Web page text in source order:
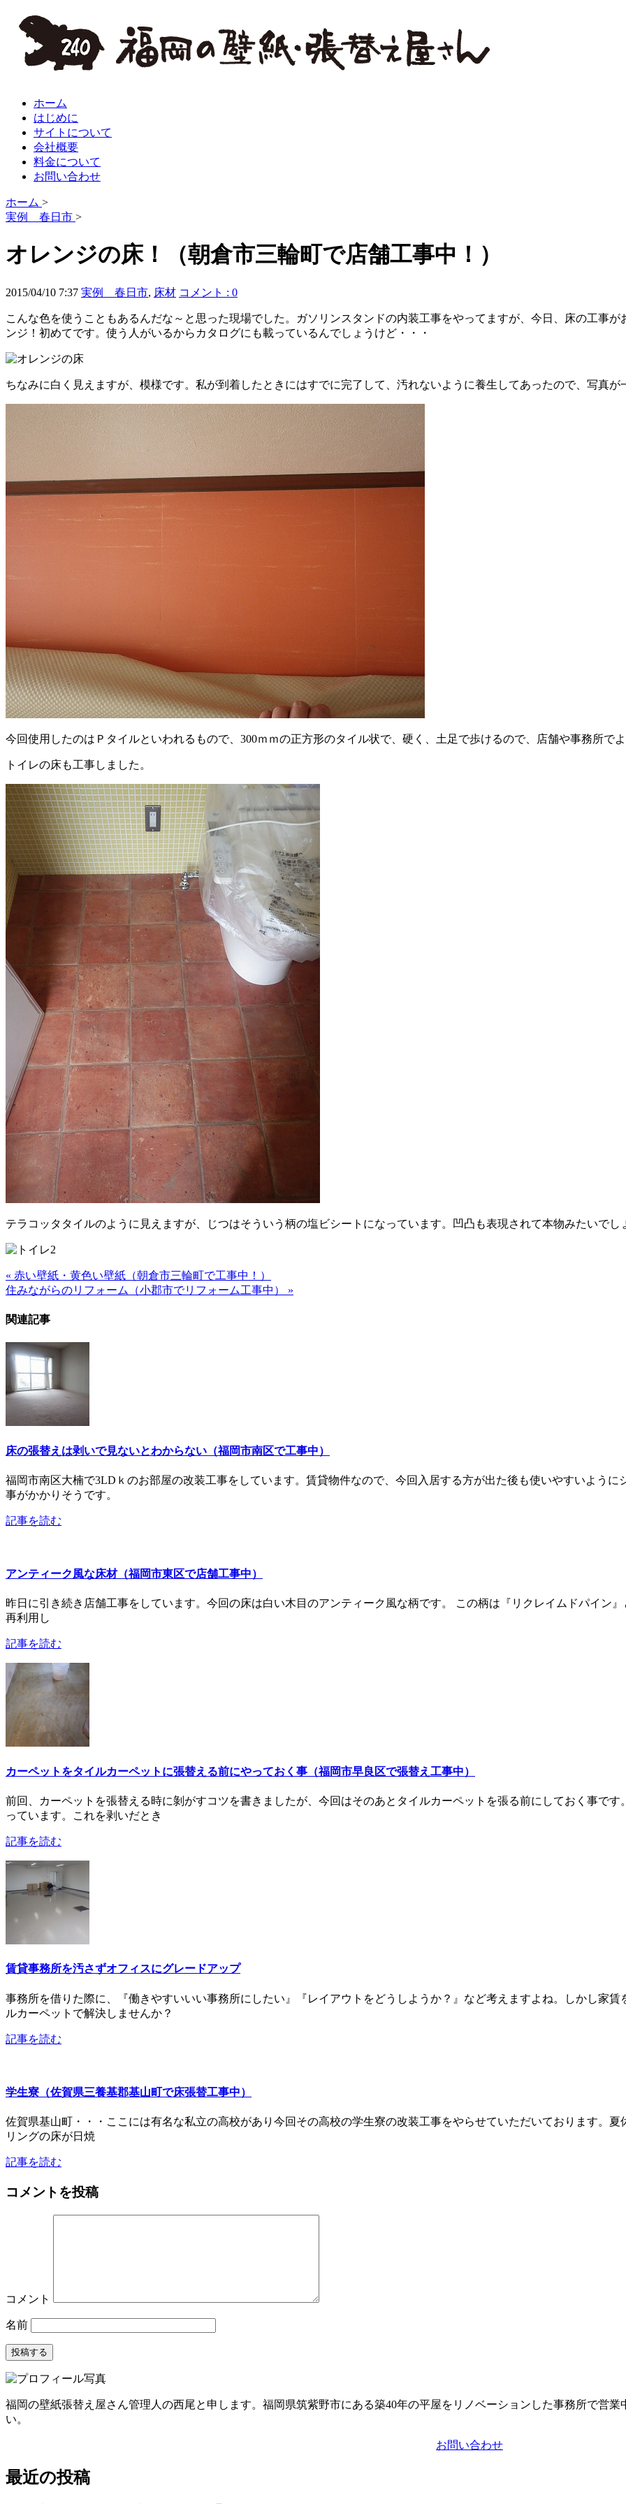
ホーム
はじめに
サイトについて
会社概要
料金について
お問い合わせ
ホーム >
実例 春日市 >
オレンジの床！（朝倉市三輪町で店舗工事中！）
2015/04/10 7:37 実例 春日市, 床材 コメント : 0
こんな色を使うこともあるんだな～と思った現場でした。ガソリンスタンドの内装工事をやってますが、今日、床の工事
ンジ！初めてです。使う人がいるからカタログにも載っているんでしょうけど・・・
ちなみに白く見えますが、模様です。私が到着したときにはすでに完了して、汚れないように養生してあったので、写真
今回使用したのはＰタイルといわれるもので、300ｍｍの正方形のタイル状で、硬く、土足で歩けるので、店舗や事務所で
トイレの床も工事しました。
テラコッタタイルのように見えますが、じつはそういう柄の塩ビシートになっています。凹凸も表現されて本物みたいでし
« 赤い壁紙・黄色い壁紙（朝倉市三輪町で工事中！）
住みながらのリフォーム（小郡市でリフォーム工事中） »
関連記事
床の張替えは剥いで見ないとわからない（福岡市南区で工事中）
福岡市南区大楠で3LDｋのお部屋の改装工事をしています。賃貸物件なので、今回入居する方が出た後も使いやすいよう
事がかかりそうです。
記事を読む
アンティーク風な床材（福岡市東区で店舗工事中）
昨日に引き続き店舗工事をしています。今回の床は白い木目のアンティーク風な柄です。 この柄は『リクレイムドパイン
再利用し
記事を読む
カーペットをタイルカーペットに張替える前にやっておく事（福岡市早良区で張替え工事中）
前回、カーペットを張替える時に剝がすコツを書きましたが、今回はそのあとタイルカーペットを張る前にしておく事で
っています。これを剥いだとき
記事を読む
賃貸事務所を汚さずオフィスにグレードアップ
事務所を借りた際に、『働きやすいいい事務所にしたい』『レイアウトをどうしようか？』など考えますよね。しかし家
ルカーペットで解決しませんか？
記事を読む
学生寮（佐賀県三養基郡基山町で床張替工事中）
佐賀県基山町・・・ここには有名な私立の高校があり今回その高校の学生寮の改装工事をやらせていただいております。
リングの床が日焼
記事を読む
コメントを投稿
コメント
名前
福岡の壁紙張替え屋さん管理人の西尾と申します。福岡県筑紫野市にある築40年の平屋をリノベーションした事務所で営
い。
お問い合わせ
最近の投稿